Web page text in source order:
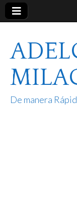
De manera